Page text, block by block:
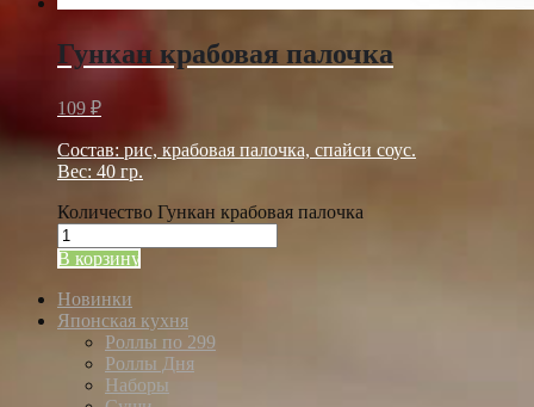
Гункан крабовая палочка
109 ₽
Состав: рис, крабовая палочка, спайси соус.
Вес: 40 гр.
Количество Гункан крабовая палочка
В корзину
Новинки
Японская кухня
Роллы по 299
Роллы Дня
Наборы